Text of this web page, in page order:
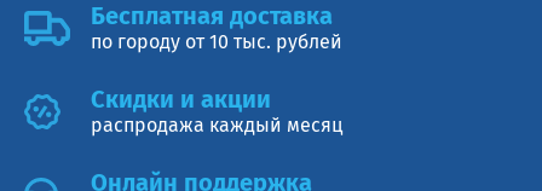
Бесплатная доставка
по городу от 10 тыс. рублей
Cкидки и акции
распродажа каждый месяц
Онлайн поддержка